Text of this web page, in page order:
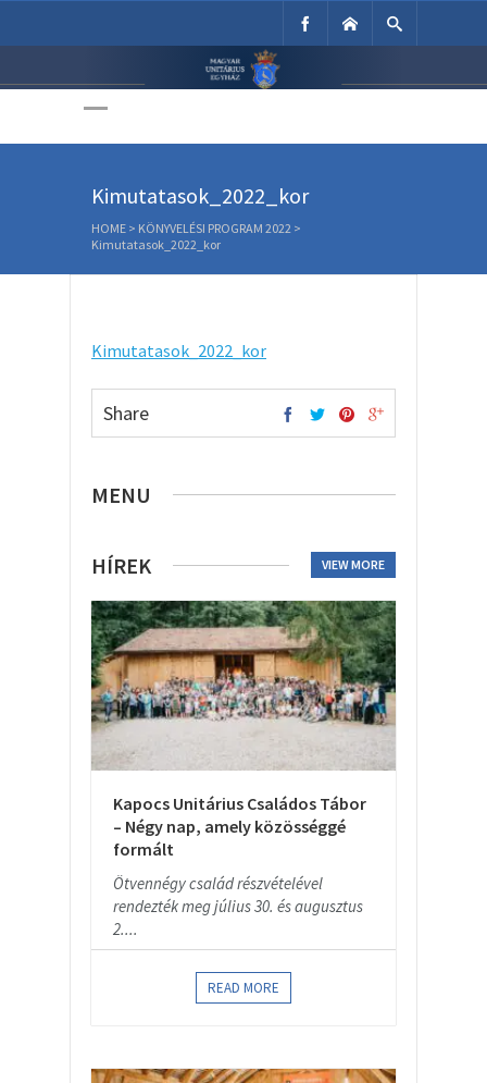
Unitárius Egyház
Kimutatasok_2022_kor
HOME > KÖNYVELÉSI PROGRAM 2022 >
Kimutatasok_2022_kor
Kimutatasok_2022_kor
Share
MENU
HÍREK VIEW MORE
Kapocs Unitárius Családos Tábor
– Négy nap, amely közösséggé
formált
Ötvennégy család részvételével
rendezték meg július 30. és augusztus
2....
READ MORE